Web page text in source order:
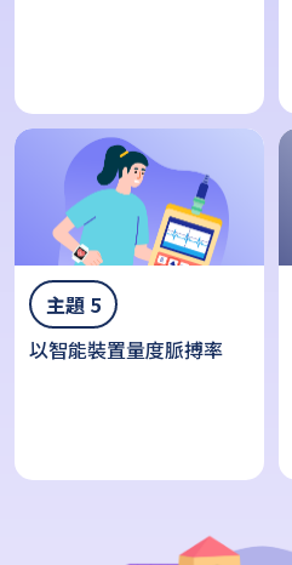
主題 5
以智能裝置量度脈搏率